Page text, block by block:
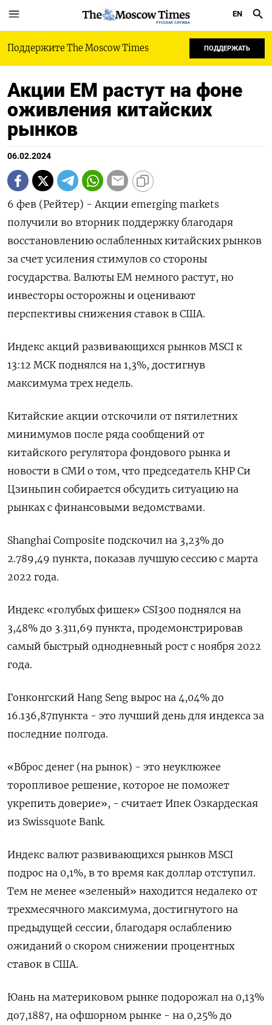
РУССКАЯ СЛУЖБА
EN
Поддержите The Moscow Times ПОДДЕРЖАТЬ
Акции EM растут на фоне
оживления китайских
рынков
06.02.2024
6 фев (Рейтер) - Акции emerging markets
получили во вторник поддержку благодаря
восстановлению ослабленных китайских рынков
за счет усиления стимулов со стороны
государства. Валюты ЕМ немного растут, но
инвесторы осторожны и оценивают
перспективы снижения ставок в США.
Индекс акций развивающихся рынков MSCI к
13:12 МСК поднялся на 1,3%, достигнув
максимума трех недель.
Китайские акции отскочили от пятилетних
минимумов после ряда сообщений от
китайского регулятора фондового рынка и
новости в СМИ о том, что председатель КНР Си
Цзиньпин собирается обсудить ситуацию на
рынках с финансовыми ведомствами.
Shanghai Composite подскочил на 3,23% до
2.789,49 пункта, показав лучшую сессию с марта
2022 года.
Индекс «голубых фишек» CSI300 поднялся на
3,48% до 3.311,69 пункта, продемонстрировав
самый быстрый однодневный рост с ноября 2022
года.
Гонконгский Hang Seng вырос на 4,04% до
16.136,87​ пункта - это лучший день для индекса за
последние полгода.
«Вброс денег (на рынок) - это неуклюжее
торопливое решение, которое не поможет
укрепить доверие», - считает Ипек Озкардеская
из Swissquote Bank.
Индекс валют развивающихся рынков MSCI
подрос на 0,1%, в то время как доллар отступил.
Тем не менее «зеленый» находится недалеко от
трехмесячного максимума, достигнутого на
предыдущей сессии, благодаря ослаблению
ожиданий о скором снижении процентных
ставок в США.
Юань на материковом рынке подорожал на 0,13%
до​ 7,1887​, на офшорном рынке - на 0,25% до